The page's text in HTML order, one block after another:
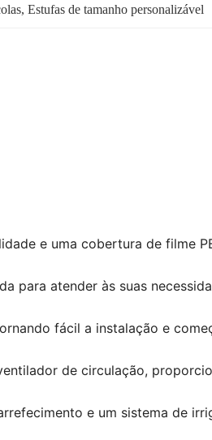
, Estufas de tamanho personalizável
e uma cobertura de filme
para atender às suas
fácil a instalação e
de circulação,
e um sistema de